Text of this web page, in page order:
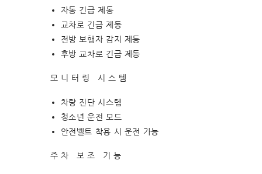
자동 긴급 제동
교차로 긴급 제동
전방 보행자 감지 제동
후방 교차로 긴급 제동
모니터링 시스템
차량 진단 시스템
청소년 운전 모드
안전벨트 착용 시 운전 가능
주차 보조 기능